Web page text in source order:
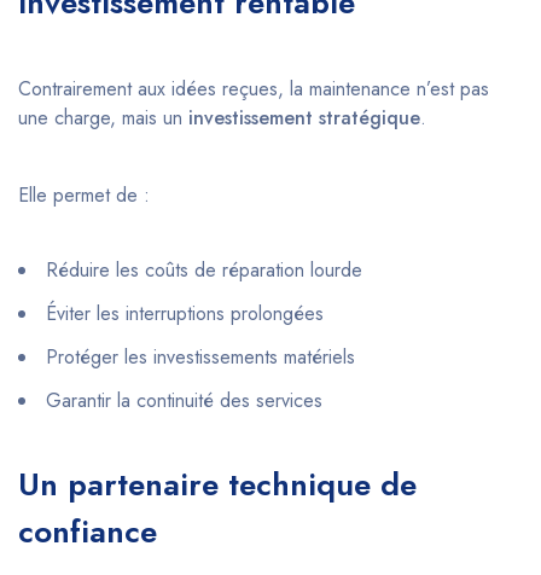
Contrairement aux idées reçues, la maintenance n’est pas
une charge, mais un investissement stratégique.
Elle permet de :
Réduire les coûts de réparation lourde
Éviter les interruptions prolongées
Protéger les investissements matériels
Garantir la continuité des services
Un partenaire technique de
confiance